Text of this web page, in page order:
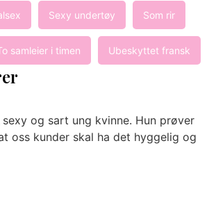
Sexy undertøy Som rir
samleier i timen Ubeskyttet fransk
og sart ung kvinne. Hun prøver
oss kunder skal ha det hyggelig og